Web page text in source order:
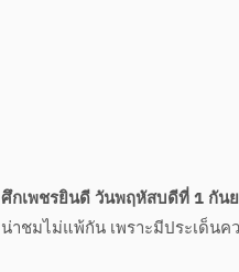
ศึกเพชรยินดี วันพฤหัสบดีที่ 1 กัน
น่าชมไม่แพ้กัน เพราะมีประเด็น